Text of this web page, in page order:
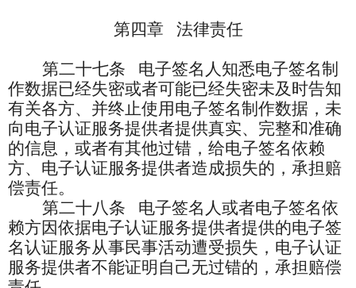
第四章 法律责任
第二十七条
电子签名人知悉电子签名制
作数据已经失密或者可能已经失密未及时告知
有关各方、并终止使用电子签名制作数据，未
向电子认证服务提供者提供真实、完整和准确
的信息，或者有其他过错，给电子签名依赖
方、电子认证服务提供者造成损失的，承担赔
偿责任。
第二十八条
电子签名人或者电子签名依
赖方因依据电子认证服务提供者提供的电子签
名认证服务从事民事活动遭受损失，电子认证
服务提供者不能证明自己无过错的，承担赔偿